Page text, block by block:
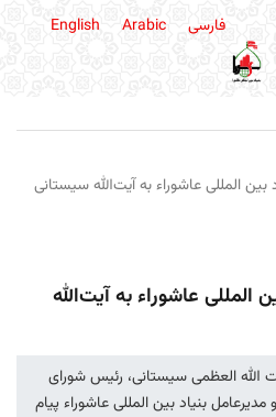
فارسی English Arabic
المللی عاشوراء به آیت‌الله سیستانی
المللی عاشوراء به آیت‌الله
العظمی سیستانی، رئیس شورای
بنیاد بین المللی عاشوراء پیام